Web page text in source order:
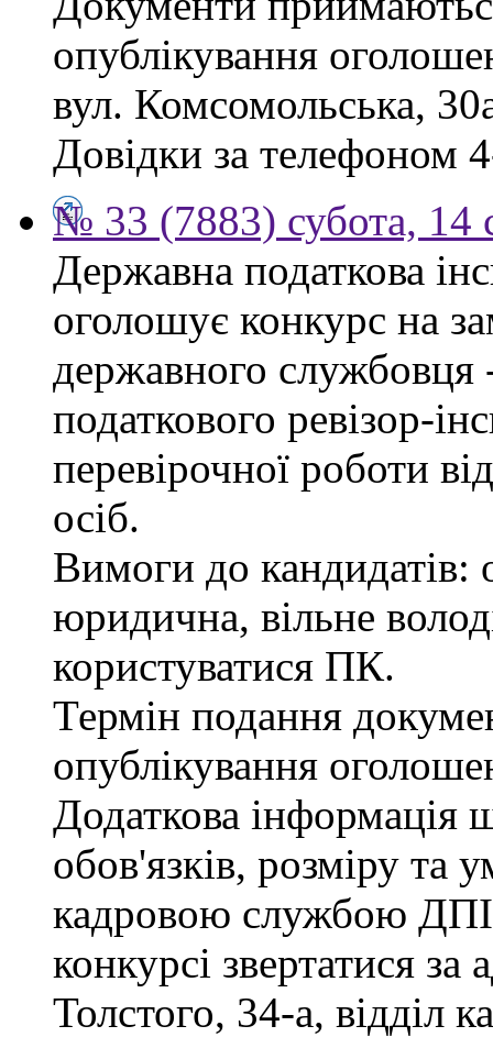
опублікування
вул. Комсомольська,
Довідки за телефоном
№ 33 (7883) субота, 14
Державна податкова
оголошує конкурс на
державного
податкового ревізор-
перевірочної роботи
осіб.
Вимоги до кандидатів:
юридична, вільне
користуватися ПК.
Термін подання
опублікування
Додаткова інформація
обов'язків, розміру та
кадровою службою
конкурсі звертатися
Толстого, 34-а, відділ